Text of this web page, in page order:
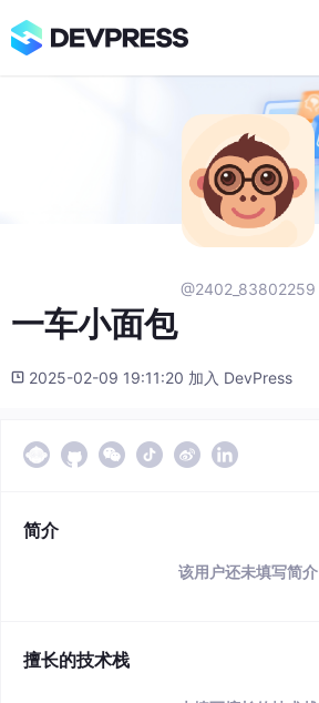
@2402_83802259
一车小面包
2025-02-09 19:11:20 加入 DevPress
简介
该用户还未填写简介
擅长的技术栈